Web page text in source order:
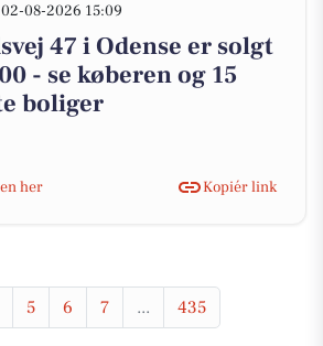
02-08-2026 15:09
47 i Odense er solgt
- se køberen og 15
boliger
her
Kopiér link
5 6 7 ... 435